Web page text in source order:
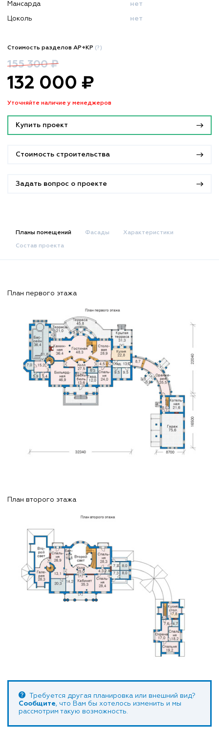
Мансарда нет
Цоколь нет
Стоимость разделов АР+КР (?)
155 300 ₽
132 000 ₽
Уточняйте наличие у менеджеров
Купить проект
Стоимость строительства
Задать вопрос о проекте
Планы помещений Фасады Характеристики
Состав проекта
План первого этажа
План второго этажа
Требуется другая планировка или внешний вид?
Сообщите, что Вам бы хотелось изменить и мы
рассмотрим такую возможность.